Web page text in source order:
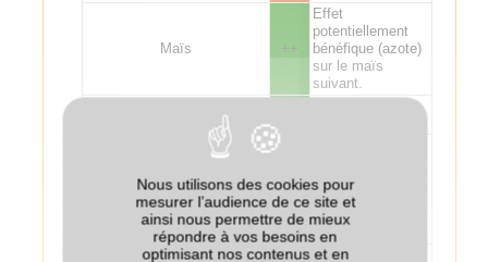
Maïs ++
Effet
potentiellement
bénéfique (azote)
sur le maïs
suivant.
Betterave ++
des populations
du nématode
Ditylenchus
dipsaci.
Effet
Nous utilisons des cookies pour
mesurer l’audience de ce site et
ainsi nous permettre de mieux
répondre à vos besoins en
optimisant nos contenus et en